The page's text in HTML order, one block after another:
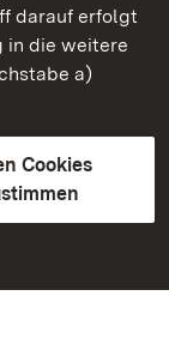
darauf erfolgt
in die weitere
a)
Cookies